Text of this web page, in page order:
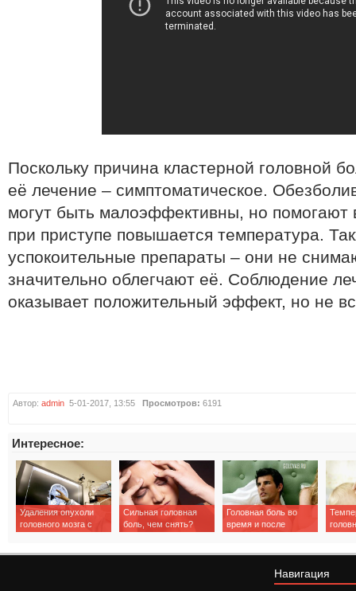
Поскольку причина кластерной головной
её лечение – симптоматическое.
могут быть малоэффективны, но помогают
при приступе повышается температура.
успокоительные препараты – они не
значительно облегчают её. Соблюдение
оказывает положительный эффект, но не
Автор: admin 5-01-2017, 13:55 Просмотров: 6191
Интересное:
Удаления опухоли
головного мозга с
Сильная головная
боль, чем снять?
Головная боль во
время и после
Навигация